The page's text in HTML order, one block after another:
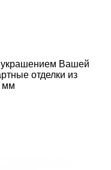
украшением Вашей
отделки из
мм